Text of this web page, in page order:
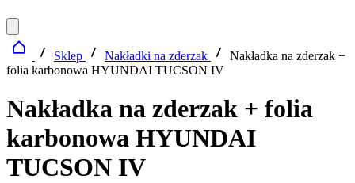
Sklep Nakładki na zderzak
Nakładka na zderzak +
folia karbonowa HYUNDAI TUCSON IV
Nakładka na zderzak + folia
karbonowa HYUNDAI
TUCSON IV